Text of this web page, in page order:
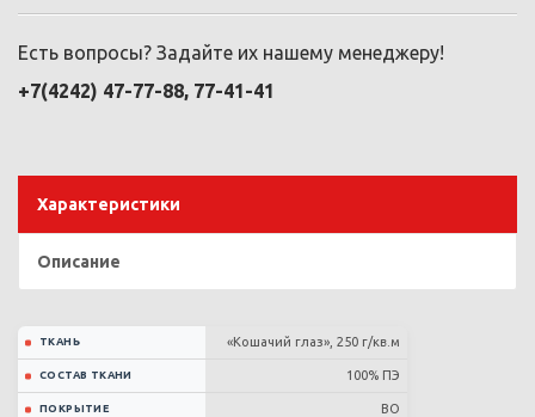
Есть вопросы? Задайте их нашему менеджеру!
+7(4242) 47-77-88, 77-41-41
Характеристики
Описание
ТКАНЬ «Кошачий глаз», 250 г/кв.м
СОСТАВ ТКАНИ 100% ПЭ
ПОКРЫТИЕ ВО